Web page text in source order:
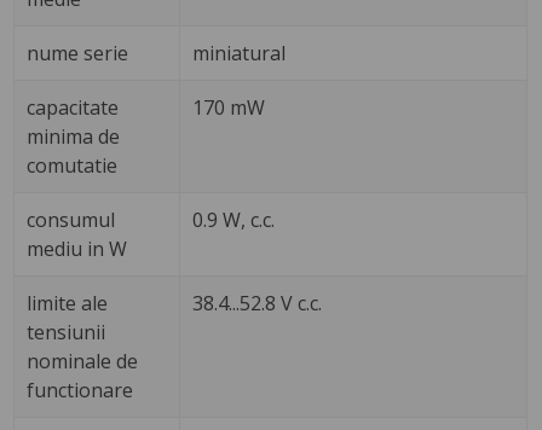
nume serie miniatural
capacitate
minima de
comutatie
170 mW
consumul
mediu in W
0.9 W, c.c.
limite ale
tensiunii
nominale de
functionare
38.4...52.8 V c.c.